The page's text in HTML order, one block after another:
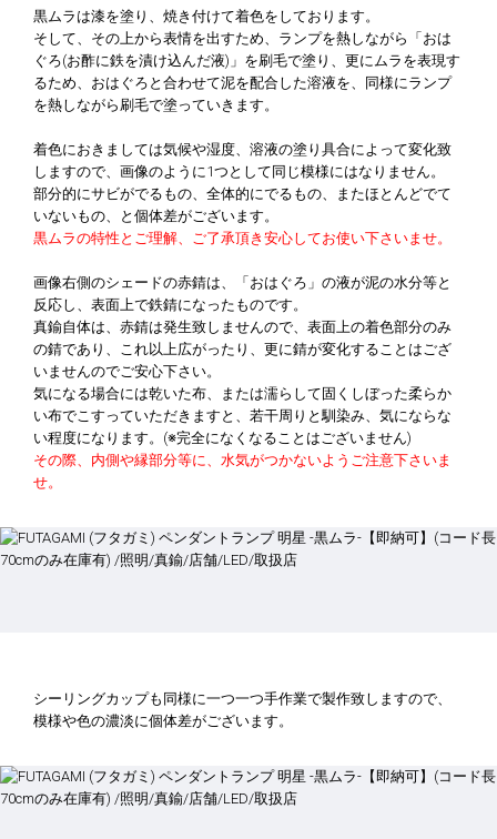
黒ムラは漆を塗り、焼き付けて着色をしております。
そして、その上から表情を出すため、ランプを熱しながら「おは
ぐろ(お酢に鉄を漬け込んだ液)」を刷毛で塗り、更にムラを表現す
るため、おはぐろと合わせて泥を配合した溶液を、同様にランプ
を熱しながら刷毛で塗っていきます。
着色におきましては気候や湿度、溶液の塗り具合によって変化致
しますので、画像のように1つとして同じ模様にはなりません。
部分的にサビがでるもの、全体的にでるもの、またほとんどでて
いないもの、と個体差がございます。
黒ムラの特性とご理解、ご了承頂き安心してお使い下さいませ。
画像右側のシェードの赤錆は、「おはぐろ」の液が泥の水分等と
反応し、表面上で鉄錆になったものです。
真鍮自体は、赤錆は発生致しませんので、表面上の着色部分のみ
の錆であり、これ以上広がったり、更に錆が変化することはござ
いませんのでご安心下さい。
気になる場合には乾いた布、または濡らして固くしぼった柔らか
い布でこすっていただきますと、若干周りと馴染み、気にならな
い程度になります。(※完全になくなることはございません)
その際、内側や縁部分等に、水気がつかないようご注意下さいま
せ。
シーリングカップも同様に一つ一つ手作業で製作致しますので、
模様や色の濃淡に個体差がございます。